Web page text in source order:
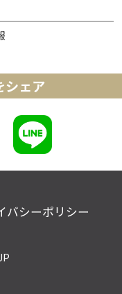
シェア
バシーポリシー